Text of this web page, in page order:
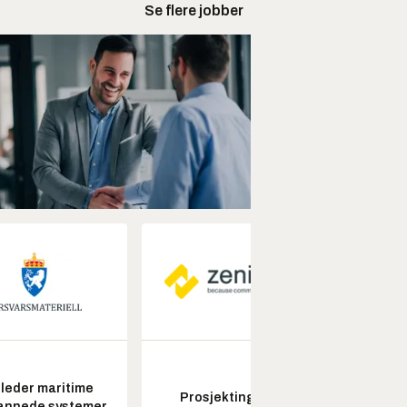
Se flere jobber
maritime
Prosjektingeniør